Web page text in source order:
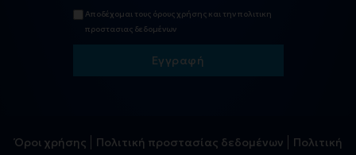
Αποδέχομαι τους όρους χρήσηςκαι τηνπολιτικη
προστασιας δεδομένων
Εγγραφή
Όροι χρήσης Πολιτική προστασίας δεδομένων
Πολιτική